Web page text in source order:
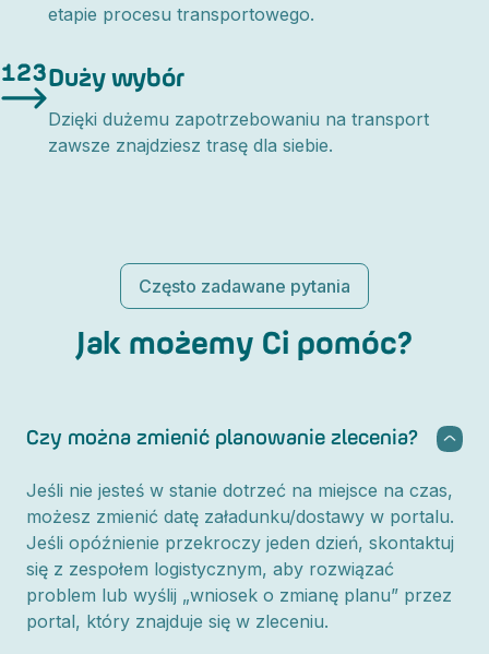
etapie procesu transportowego.
Duży wybór
Dzięki dużemu zapotrzebowaniu na transport
zawsze znajdziesz trasę dla siebie.
Często zadawane pytania
Jak możemy Ci pomóc?
Czy można zmienić planowanie zlecenia?
Jeśli nie jesteś w stanie dotrzeć na miejsce na czas,
możesz zmienić datę załadunku/dostawy w portalu.
Jeśli opóźnienie przekroczy jeden dzień, skontaktuj
się z zespołem logistycznym, aby rozwiązać
problem lub wyślij „wniosek o zmianę planu” przez
portal, który znajduje się w zleceniu.